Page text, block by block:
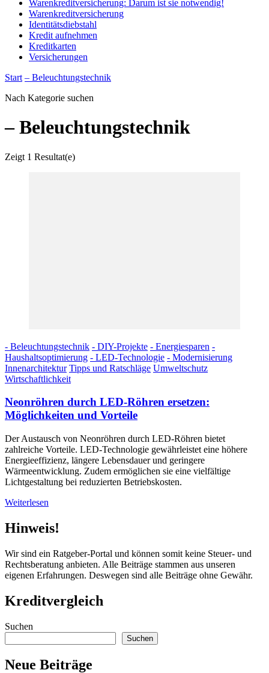
Warenkreditversicherung: Darum ist sie notwendig!
Warenkreditversicherung
Identitätsdiebstahl
Kredit aufnehmen
Kreditkarten
Versicherungen
Start – Beleuchtungstechnik
Nach Kategorie suchen
– Beleuchtungstechnik
Zeigt 1 Resultat(e)
- Beleuchtungstechnik - DIY-Projekte - Energiesparen -
Haushaltsoptimierung - LED-Technologie - Modernisierung
Innenarchitektur Tipps und Ratschläge Umweltschutz
Wirtschaftlichkeit
Neonröhren durch LED-Röhren ersetzen:
Möglichkeiten und Vorteile
Der Austausch von Neonröhren durch LED-Röhren bietet
zahlreiche Vorteile. LED-Technologie gewährleistet eine höhere
Energieeffizienz, längere Lebensdauer und geringere
Wärmeentwicklung. Zudem ermöglichen sie eine vielfältige
Lichtgestaltung bei reduzierten Betriebskosten.
Weiterlesen
Hinweis!
Wir sind ein Ratgeber-Portal und können somit keine Steuer- und
Rechtsberatung anbieten. Alle Beiträge stammen aus unseren
eigenen Erfahrungen. Deswegen sind alle Beiträge ohne Gewähr.
Kreditvergleich
Suchen
Suchen
Neue Beiträge